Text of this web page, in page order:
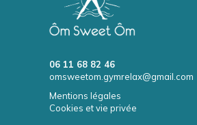
06 11 68 82 46
omsweetom.gymrelax@gmail.com
Mentions légales
Cookies et vie privée